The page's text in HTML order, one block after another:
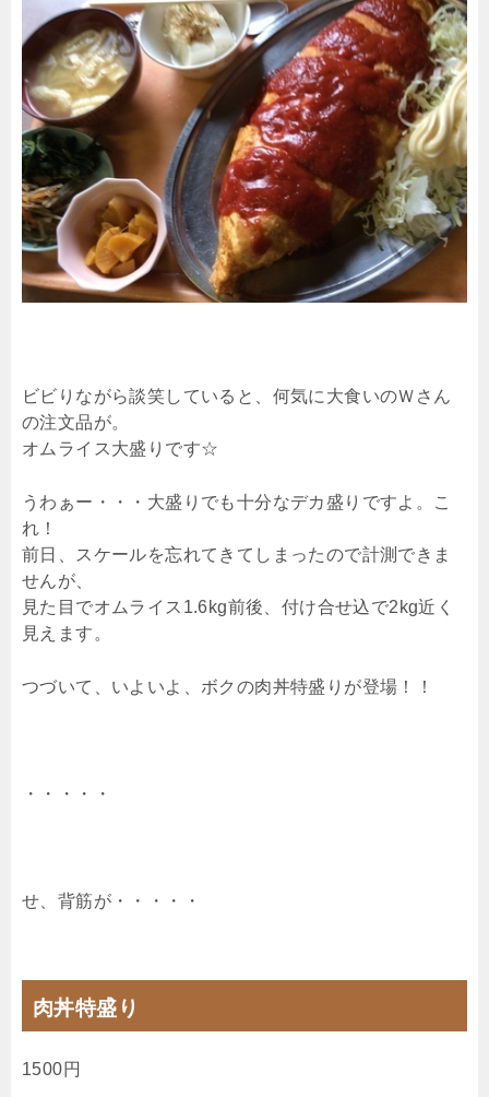
ビビりながら談笑していると、何気に大食いのＷさん
の注文品が。
オムライス大盛りです☆
うわぁー・・・大盛りでも十分なデカ盛りですよ。こ
れ！
前日、スケールを忘れてきてしまったので計測できま
せんが、
見た目でオムライス1.6kg前後、付け合せ込で2kg近く
見えます。
つづいて、いよいよ、ボクの肉丼特盛りが登場！！
・・・・・
せ、背筋が・・・・・
肉丼特盛り
1500円